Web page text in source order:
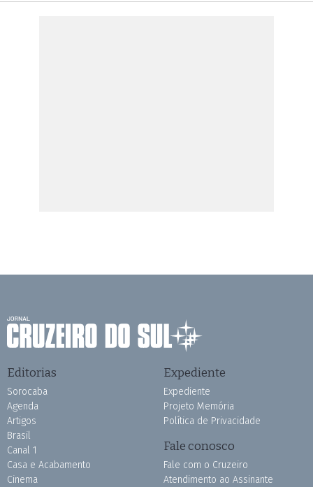
Editorias
Sorocaba
Agenda
Artigos
Brasil
Canal 1
Casa e Acabamento
Cinema
Expediente
Expediente
Projeto Memória
Política de Privacidade
Fale conosco
Fale com o Cruzeiro
Atendimento ao Assinante